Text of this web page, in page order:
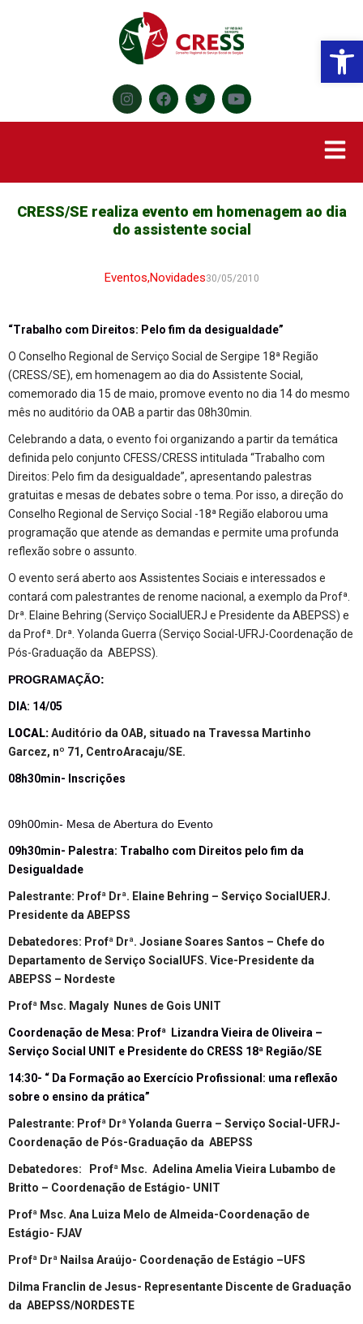
CRESS/SE realiza evento em homenagem ao dia
do assistente social
Eventos,Novidades30/05/2010
“Trabalho com Direitos: Pelo fim da desigualdade”
O Conselho Regional de Serviço Social de Sergipe 18ª Região
(CRESS/SE), em homenagem ao dia do Assistente Social,
comemorado dia 15 de maio, promove evento no dia 14 do mesmo
mês no auditório da OAB a partir das 08h30min.
Celebrando a data, o evento foi organizando a partir da temática
definida pelo conjunto CFESS/CRESS intitulada “Trabalho com
Direitos: Pelo fim da desigualdade”, apresentando palestras
gratuitas e mesas de debates sobre o tema. Por isso, a direção do
Conselho Regional de Serviço Social -18ª Região elaborou uma
programação que atende as demandas e permite uma profunda
reflexão sobre o assunto.
O evento será aberto aos Assistentes Sociais e interessados e
contará com palestrantes de renome nacional, a exemplo da Profª.
Drª. Elaine Behring (Serviço SocialUERJ e Presidente da ABEPSS) e
da Profª. Drª. Yolanda Guerra (Serviço Social-UFRJ-Coordenação de
Pós-Graduação da ABEPSS).
PROGRAMAÇÃO:
DIA: 14/05
LOCAL:Auditório da OAB, situado na Travessa Martinho
Garcez, nº 71, CentroAracaju/SE.
08h30min- Inscrições
09h00min- Mesa de Abertura do Evento
09h30min- Palestra: Trabalho com Direitos pelo fim da
Desigualdade
Palestrante: Profª Drª. Elaine Behring – Serviço SocialUERJ.
Presidente da ABEPSS
Debatedores: Profª Drª. Josiane Soares Santos – Chefe do
Departamento de Serviço SocialUFS. Vice-Presidente da
ABEPSS – Nordeste
Profª Msc. Magaly Nunes de Gois UNIT
Coordenação de Mesa: Profª Lizandra Vieira de Oliveira –
Serviço Social UNIT e Presidente do CRESS 18ª Região/SE
14:30- “ Da Formação ao Exercício Profissional: uma reflexão
sobre o ensino da prática”
Palestrante: Profª Drª Yolanda Guerra – Serviço Social-UFRJ-
Coordenação de Pós-Graduação da ABEPSS
Debatedores: Profª Msc. Adelina Amelia Vieira Lubambo de
Britto – Coordenação de Estágio- UNIT
Profª Msc. Ana Luiza Melo de Almeida-Coordenação de
Estágio- FJAV
Profª Drª Nailsa Araújo- Coordenação de Estágio –UFS
Dilma Franclin de Jesus- Representante Discente de Graduação
da ABEPSS/NORDESTE